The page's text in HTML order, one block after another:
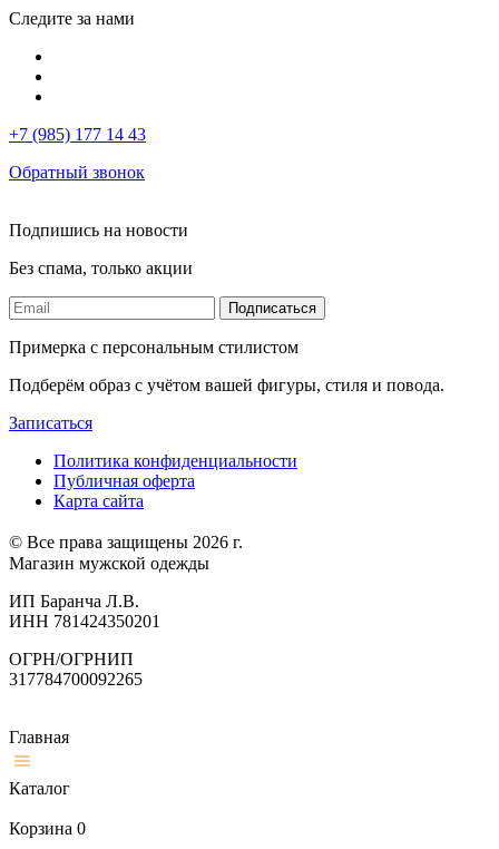
Следите за нами
+7 (985) 177 14 43
Обратный звонок
Подпишись на новости
Без спама, только акции
Подписаться
Примерка с персональным стилистом
Подберём образ с учётом вашей фигуры, стиля и повода.
Записаться
Политика конфиденциальности
Публичная оферта
Карта сайта
© Все права защищены 2026 г.
Магазин мужской одежды
ИП Баранча Л.В.
ИНН 781424350201
ОГРН/ОГРНИП
317784700092265
Главная
Каталог
Корзина 0